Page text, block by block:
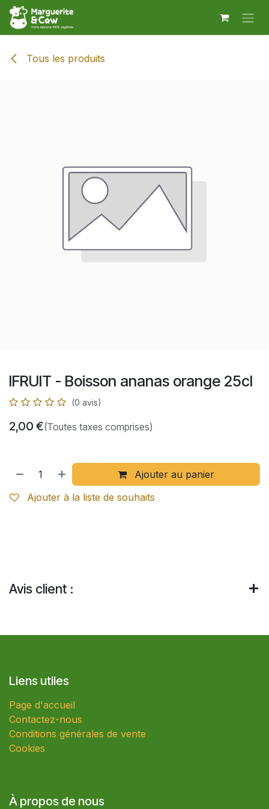
Se rendre au contenu
Tous les produits
IFRUIT - Boisson ananas orange 25cl
(0 avis)
2,00 €(Toutes taxes comprises)
Ajouter au panier
Ajouter à la liste de souhaits
Avis client :
Liens utiles
Page d'accueil
Contactez-nous
Conditions générales de vente
Cookies
À propos de nous